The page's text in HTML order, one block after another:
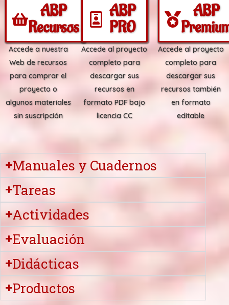
ABP
Recursos
Accede a nuestra
Web de recursos
para comprar el
proyecto o
algunos materiales
sin suscripción
ABP
PRO
Accede al proyecto
completo para
descargar sus
recursos en
formato PDF bajo
licencia CC
ABP
Accede al proyecto
completo para
descargar sus
recursos también
en formato
editable
Manuales y Cuadernos
Tareas
Actividades
Evaluación
Didácticas
Productos